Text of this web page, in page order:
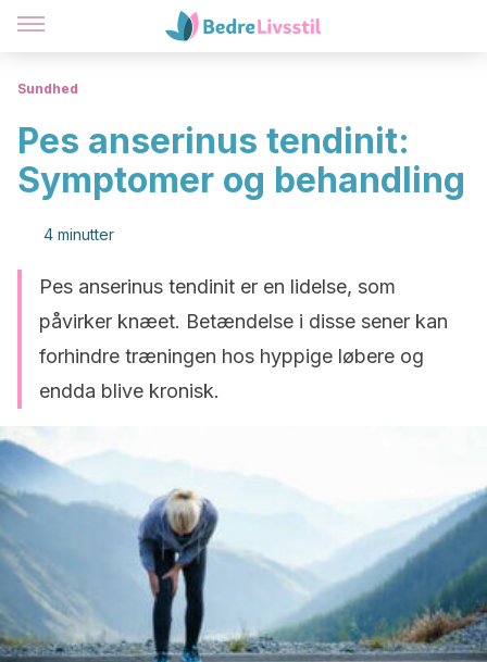
Sundhed
Pes anserinus tendinit:
Symptomer og behandling
4 minutter
Pes anserinus tendinit er en lidelse, som
påvirker knæet. Betændelse i disse sener kan
forhindre træningen hos hyppige løbere og
endda blive kronisk.